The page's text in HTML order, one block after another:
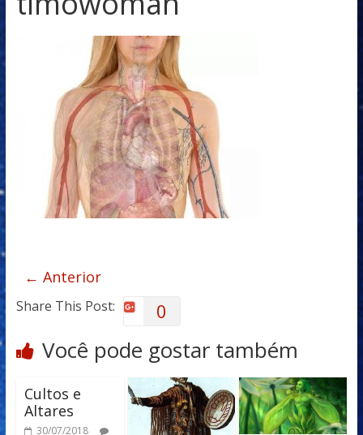
← Anterior
Share This Post: 0
Você pode gostar também
Cultos e
Altares
30/07/2018